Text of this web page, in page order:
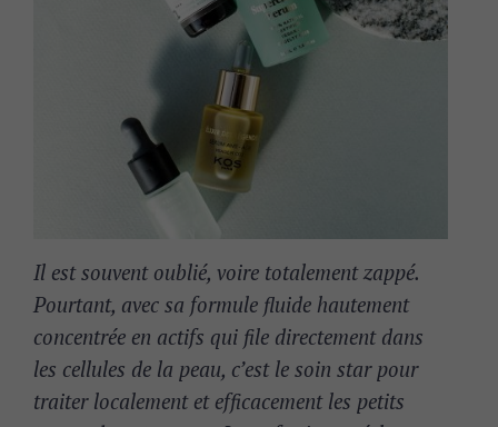
Il est souvent oublié, voire totalement zappé.
Pourtant, avec sa formule fluide hautement
concentrée en actifs qui file directement dans
les cellules de la peau, c’est le soin star pour
traiter localement et efficacement les petits